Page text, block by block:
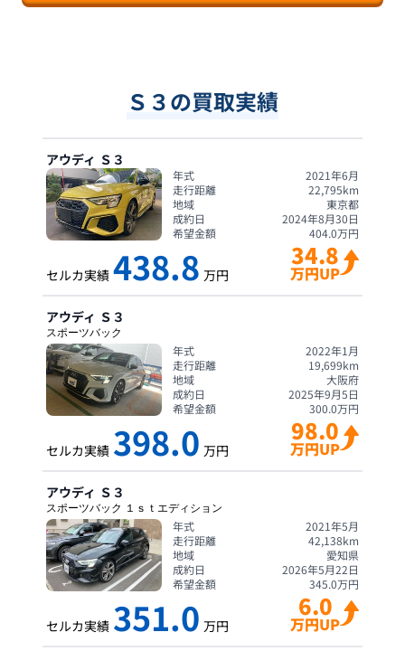
Ｓ３の買取実績
アウディ Ｓ３
年式
2021年6月
走行距離
22,795km
地域
東京都
成約日
2024年8月30日
希望金額
404.0万円
セルカ実績 438.8 万円
34.8
万円UP
アウディ Ｓ３
スポーツバック
年式
2022年1月
走行距離
19,699km
地域
大阪府
成約日
2025年9月5日
希望金額
300.0万円
セルカ実績 398.0 万円
98.0
万円UP
アウディ Ｓ３
スポーツバック １ｓｔエディション
年式
2021年5月
走行距離
42,138km
地域
愛知県
成約日
2026年5月22日
希望金額
345.0万円
セルカ実績 351.0 万円
6.0
万円UP